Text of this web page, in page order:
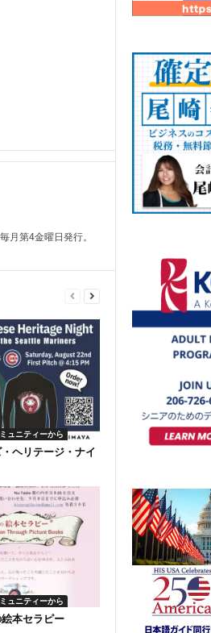
月第4金曜日発行。
ュニティーから
ヘリテージ・ナイ
ュニティーから
本セラピー